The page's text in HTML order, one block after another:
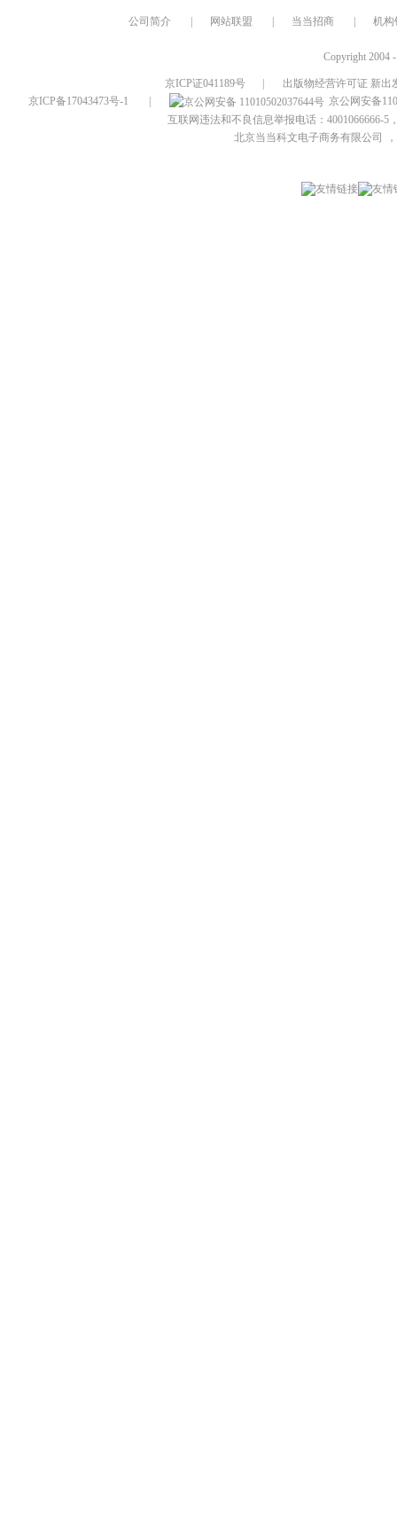
公司简介 网站联盟 当当招商 机构
Copyright 2004
京ICP证041189号
出版物经营许可证 新出
京ICP备17043473号-1
京公网安备
互联网违法和不良信息举报电话：4001066666-5
北京当当科文电子商务有限公司